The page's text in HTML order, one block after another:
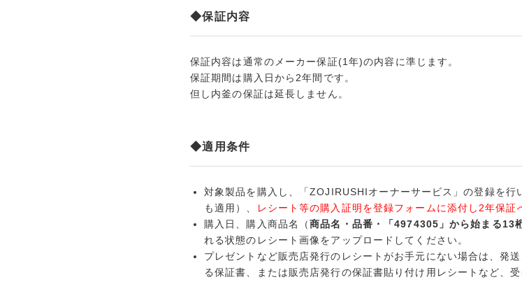
◆保証内容
保証内容は通常のメーカー保証(1年)の内容に準じます。
保証期間は購入日から2年間です。
但し内釜の保証は延長しません。
◆適用条件
対象製品を購入し、「ZOJIRUSHIオーナーサービス」の登録を行
も適用）、
レシート等の購入証明を登録フォームに添付し2年保証
購入日、購入商品名（商品名・品番・「4974305」から始まる13
れる状態のレシート画像をアップロードしてください。
プレゼントなど販売店発行のレシートがお手元にない場合は、発
る保証書、または販売店発行の保証書貼り付け用レシートなど、